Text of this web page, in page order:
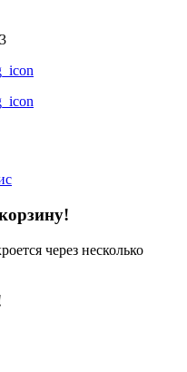
через несколько